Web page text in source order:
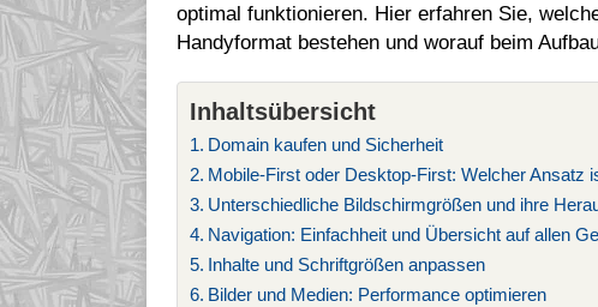
optimal funktionieren. Hier erfahren Sie,
Handyformat bestehen und worauf beim
Inhaltsübersicht
Domain kaufen und Sicherheit
Mobile-First oder Desktop-First: Welcher Ansatz
Unterschiedliche Bildschirmgrößen und ihre
Navigation: Einfachheit und Übersicht auf allen
Inhalte und Schriftgrößen anpassen
Bilder und Medien: Performance optimieren